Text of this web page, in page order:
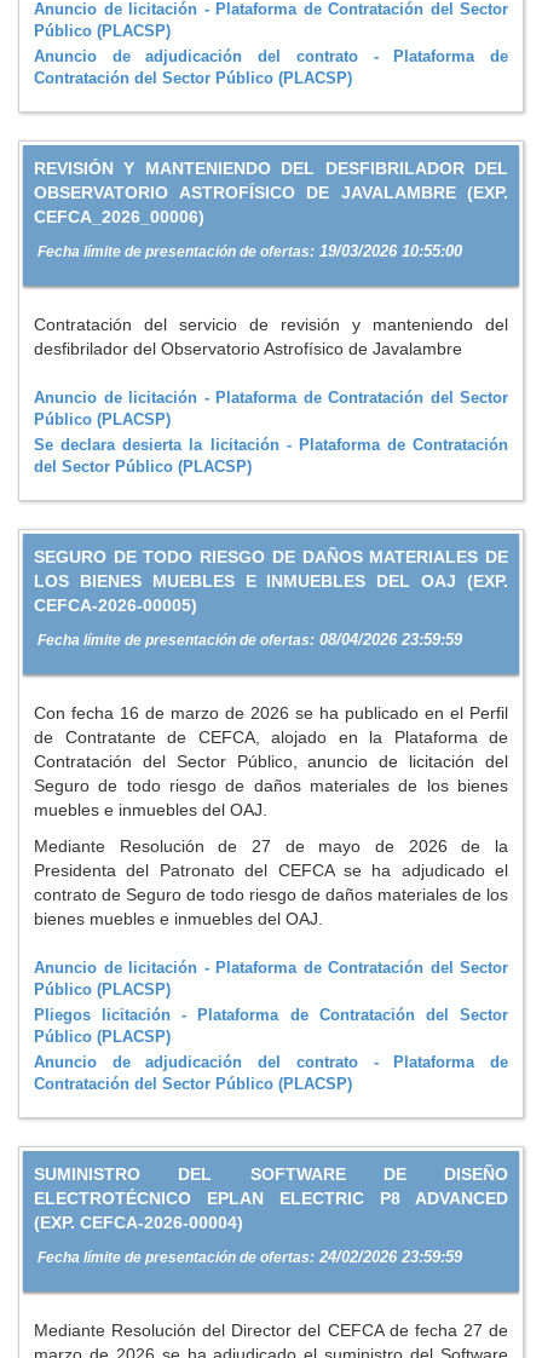
Anuncio de licitación - Plataforma de Contratación del Sector
Público (PLACSP)
Anuncio de adjudicación del contrato - Plataforma de
Contratación del Sector Público (PLACSP)
REVISIÓN Y MANTENIENDO DEL DESFIBRILADOR DEL
OBSERVATORIO ASTROFÍSICO DE JAVALAMBRE (EXP.
CEFCA_2026_00006)
Fecha límite de presentación de ofertas: 19/03/2026 10:55:00
Contratación del servicio de revisión y manteniendo del
desfibrilador del Observatorio Astrofísico de Javalambre
Anuncio de licitación - Plataforma de Contratación del Sector
Público (PLACSP)
Se declara desierta la licitación - Plataforma de Contratación
del Sector Público (PLACSP)
SEGURO DE TODO RIESGO DE DAÑOS MATERIALES DE
LOS BIENES MUEBLES E INMUEBLES DEL OAJ (EXP.
CEFCA-2026-00005)
Fecha límite de presentación de ofertas: 08/04/2026 23:59:59
Con fecha 16 de marzo de 2026 se ha publicado en el Perfil
de Contratante de CEFCA, alojado en la Plataforma de
Contratación del Sector Público, anuncio de licitación del
Seguro de todo riesgo de daños materiales de los bienes
muebles e inmuebles del OAJ.
Mediante Resolución de 27 de mayo de 2026 de la
Presidenta del Patronato del CEFCA se ha adjudicado el
contrato de Seguro de todo riesgo de daños materiales de los
bienes muebles e inmuebles del OAJ.
Anuncio de licitación - Plataforma de Contratación del Sector
Público (PLACSP)
Pliegos licitación - Plataforma de Contratación del Sector
Público (PLACSP)
Anuncio de adjudicación del contrato - Plataforma de
Contratación del Sector Público (PLACSP)
SUMINISTRO DEL SOFTWARE DE DISEÑO
ELECTROTÉCNICO EPLAN ELECTRIC P8 ADVANCED
(EXP. CEFCA-2026-00004)
Fecha límite de presentación de ofertas: 24/02/2026 23:59:59
Mediante Resolución del Director del CEFCA de fecha 27 de